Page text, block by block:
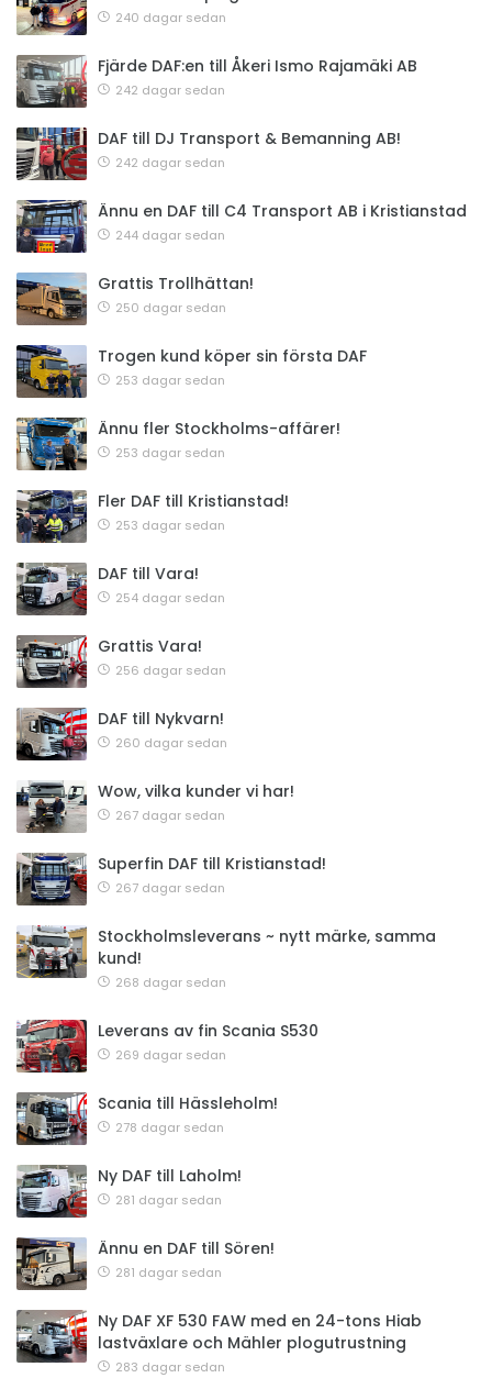
240 dagar sedan
Fjärde DAF:en till Åkeri Ismo Rajamäki AB
242 dagar sedan
DAF till DJ Transport & Bemanning AB!
242 dagar sedan
Ännu en DAF till C4 Transport AB i Kristianstad
244 dagar sedan
Grattis Trollhättan!
250 dagar sedan
Trogen kund köper sin första DAF
253 dagar sedan
Ännu fler Stockholms-affärer!
253 dagar sedan
Fler DAF till Kristianstad!
253 dagar sedan
DAF till Vara!
254 dagar sedan
Grattis Vara!
256 dagar sedan
DAF till Nykvarn!
260 dagar sedan
Wow, vilka kunder vi har!
267 dagar sedan
Superfin DAF till Kristianstad!
267 dagar sedan
Stockholmsleverans ~ nytt märke, samma
kund!
268 dagar sedan
Leverans av fin Scania S530
269 dagar sedan
Scania till Hässleholm!
278 dagar sedan
Ny DAF till Laholm!
281 dagar sedan
Ännu en DAF till Sören!
281 dagar sedan
Ny DAF XF 530 FAW med en 24-tons Hiab
lastväxlare och Mähler plogutrustning
283 dagar sedan